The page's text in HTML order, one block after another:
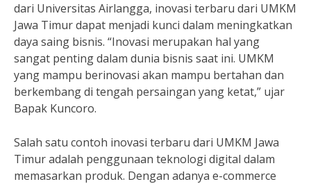
dari Universitas Airlangga, inovasi terbaru dari UMKM
Jawa Timur dapat menjadi kunci dalam meningkatkan
daya saing bisnis. “Inovasi merupakan hal yang
sangat penting dalam dunia bisnis saat ini. UMKM
yang mampu berinovasi akan mampu bertahan dan
berkembang di tengah persaingan yang ketat,” ujar
Bapak Kuncoro.
Salah satu contoh inovasi terbaru dari UMKM Jawa
Timur adalah penggunaan teknologi digital dalam
memasarkan produk. Dengan adanya e-commerce